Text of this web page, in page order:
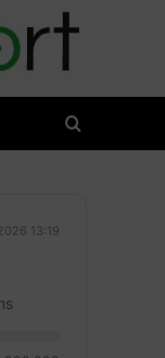
13:19